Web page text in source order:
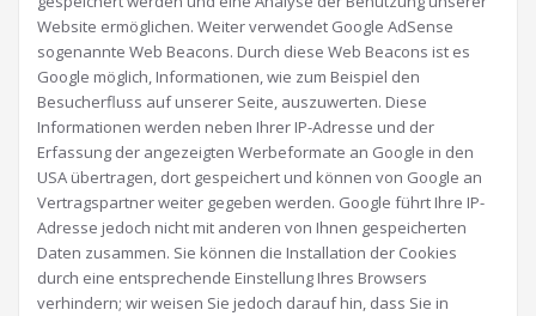
Website ermöglichen. Weiter verwendet Google AdSense
sogenannte Web Beacons. Durch diese Web Beacons ist es
Google möglich, Informationen, wie zum Beispiel den
Besucherfluss auf unserer Seite, auszuwerten. Diese
Informationen werden neben Ihrer IP-Adresse und der
Erfassung der angezeigten Werbeformate an Google in den
USA übertragen, dort gespeichert und können von Google an
Vertragspartner weiter gegeben werden. Google führt Ihre IP-
Adresse jedoch nicht mit anderen von Ihnen gespeicherten
Daten zusammen. Sie können die Installation der Cookies
durch eine entsprechende Einstellung Ihres Browsers
verhindern; wir weisen Sie jedoch darauf hin, dass Sie in